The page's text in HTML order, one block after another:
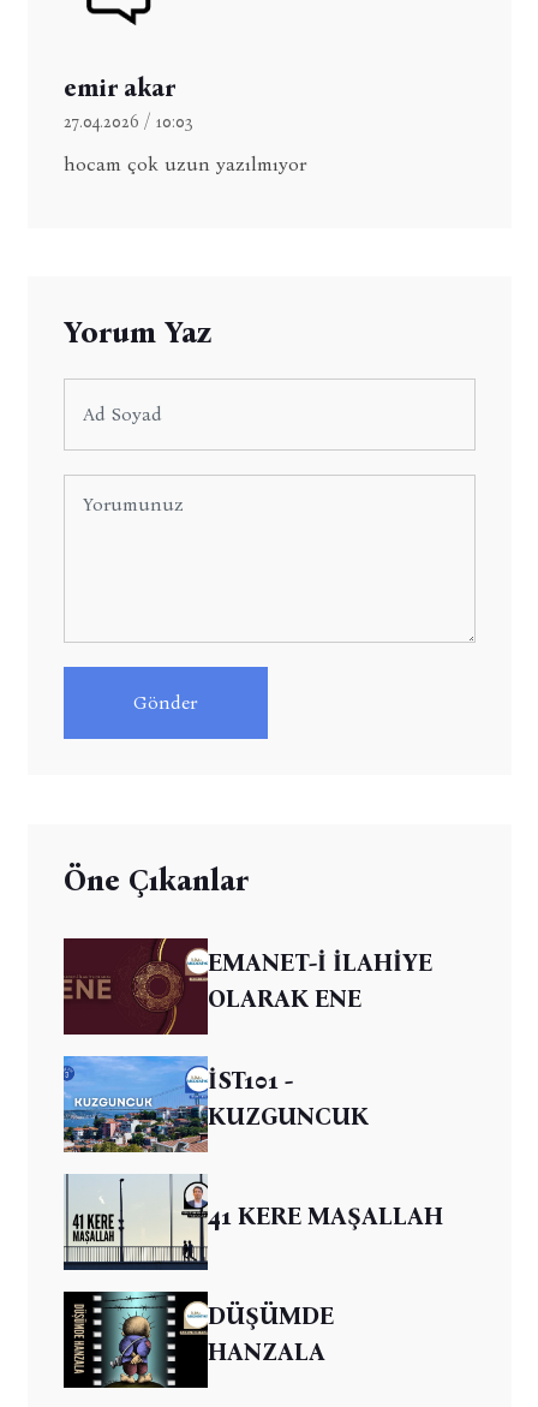
emir akar
27.04.2026 / 10:03
hocam çok uzun yazılmıyor
Yorum Yaz
Gönder
Öne Çıkanlar
EMANET-İ İLAHİYE
OLARAK ENE
İST101 -
KUZGUNCUK
41 KERE MAŞALLAH
DÜŞÜMDE
HANZALA